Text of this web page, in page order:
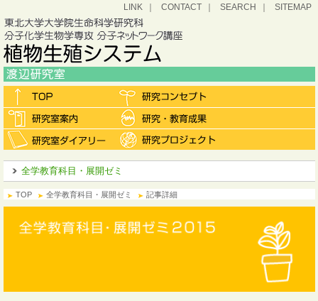
LINK CONTACT SEARCH SITEMAP
全学教育科目・展開ゼミ
TOP 全学教育科目・展開ゼミ 記事詳細